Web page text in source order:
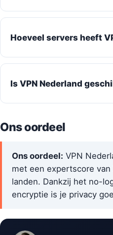
Hoeveel servers heeft
Is VPN Nederland
Ons oordeel
Ons oordeel: VPN
met een expertscore
landen. Dankzij het no-
encryptie is je privacy